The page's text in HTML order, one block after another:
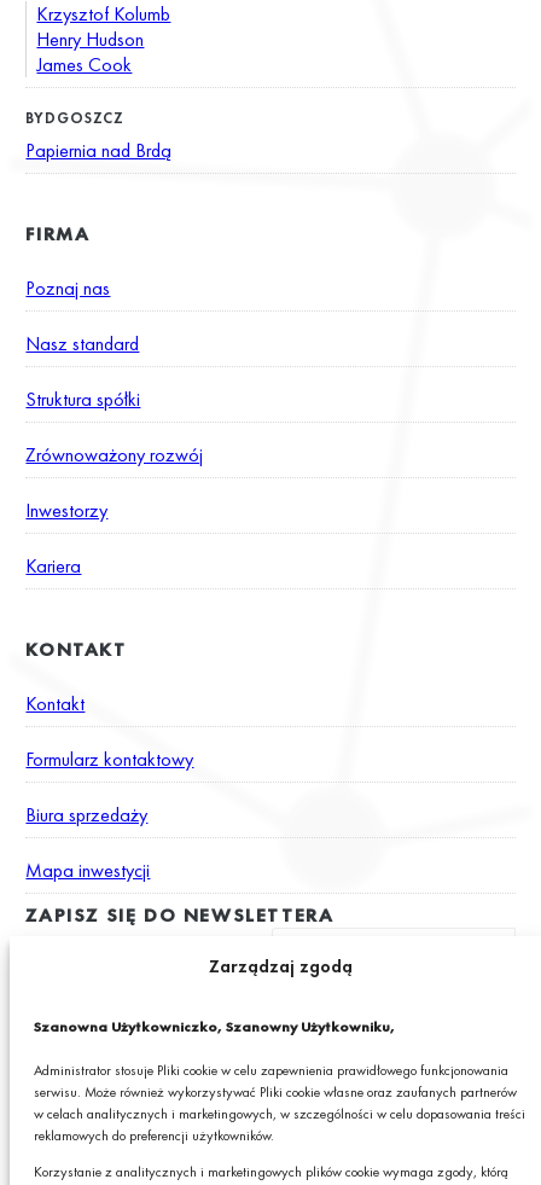
Zarządzaj zgodą
Szanowna Użytkowniczko, Szanowny Użytkowniku,
Administrator stosuje Pliki cookie w celu zapewnienia prawidłowego funkcjonowania
serwisu. Może również wykorzystywać Pliki cookie własne oraz zaufanych partnerów
w celach analitycznych i marketingowych, w szczególności w celu dopasowania treści
reklamowych do preferencji użytkowników.
Korzystanie z analitycznych i marketingowych plików cookie wymaga zgody, którą
Krzysztof Kolumb
Henry Hudson
James Cook
BYDGOSZCZ
Papiernia nad Brdą
FIRMA
Poznaj nas
Nasz standard
Struktura spółki
Zrównoważony rozwój
Inwestorzy
Kariera
KONTAKT
Kontakt
Formularz kontaktowy
Biura sprzedaży
Mapa inwestycji
ZAPISZ SIĘ DO NEWSLETTERA
adres e-mail newslettera z informacjami o ciekawych promocjach,
produktach lub usługach GRANIT S.A.*
* Pola obowiązkowe
Podając swój adres e-mail wyrażasz zgodę na otrzymywanie drogą elektroniczną,
produktach lub usługach GRANIT S.A. oraz zgodę na przetwarzanie przez GRANIT